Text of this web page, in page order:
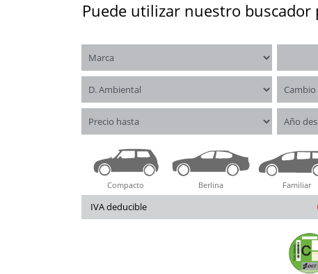
Puede utilizar nuestro
Marca
Distintivo ambiental Cambio
Precio hasta Año
Compacto Berlina Familiar
IVA deducible